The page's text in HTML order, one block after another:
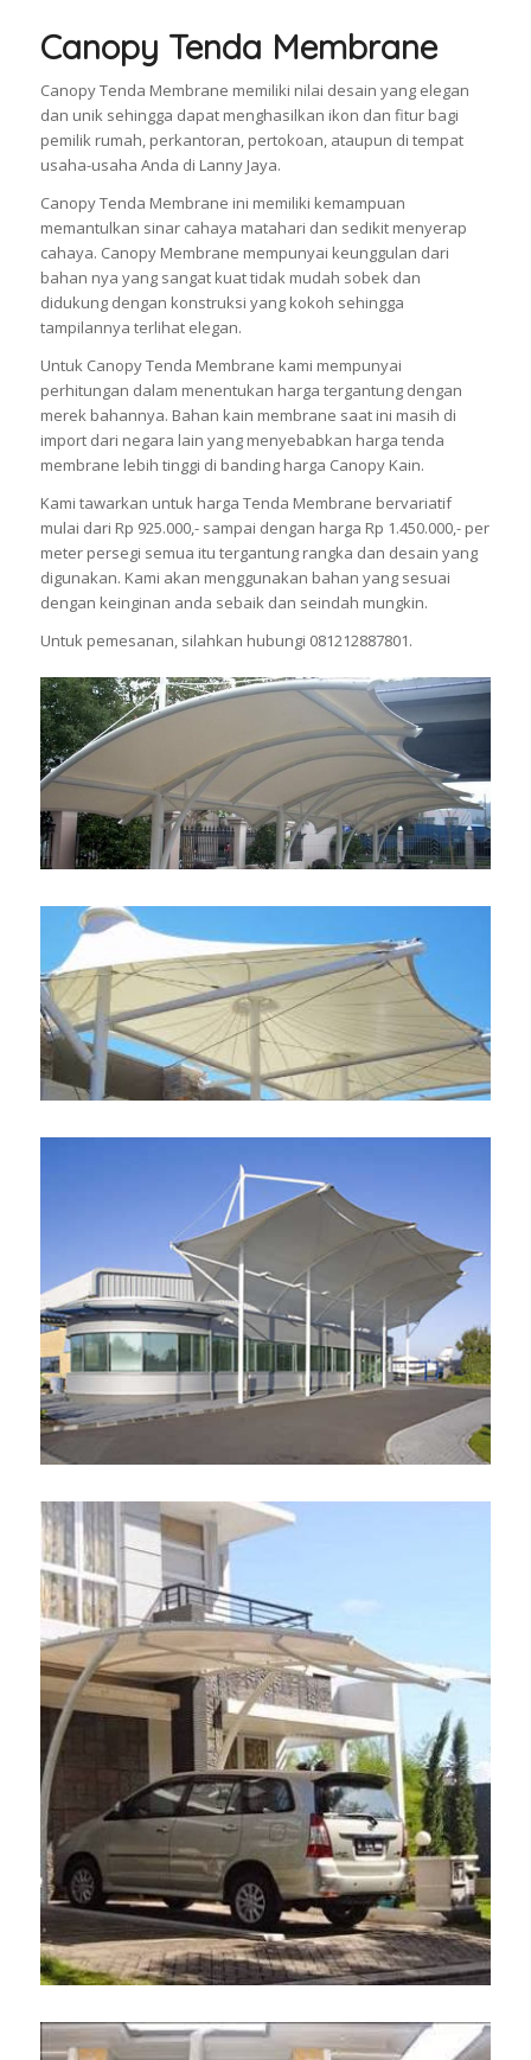
Canopy Tenda Membrane
Canopy Tenda Membrane memiliki nilai desain yang elegan
dan unik sehingga dapat menghasilkan ikon dan fitur bagi
pemilik rumah, perkantoran, pertokoan, ataupun di tempat
usaha-usaha Anda di Lanny Jaya.
Canopy Tenda Membrane ini memiliki kemampuan
memantulkan sinar cahaya matahari dan sedikit menyerap
cahaya. Canopy Membrane mempunyai keunggulan dari
bahan nya yang sangat kuat tidak mudah sobek dan
didukung dengan konstruksi yang kokoh sehingga
tampilannya terlihat elegan.
Untuk Canopy Tenda Membrane kami mempunyai
perhitungan dalam menentukan harga tergantung dengan
merek bahannya. Bahan kain membrane saat ini masih di
import dari negara lain yang menyebabkan harga tenda
membrane lebih tinggi di banding harga Canopy Kain.
Kami tawarkan untuk harga Tenda Membrane bervariatif
mulai dari Rp 925.000,- sampai dengan harga Rp 1.450.000,- per
meter persegi semua itu tergantung rangka dan desain yang
digunakan. Kami akan menggunakan bahan yang sesuai
dengan keinginan anda sebaik dan seindah mungkin.
Untuk pemesanan, silahkan hubungi 081212887801.